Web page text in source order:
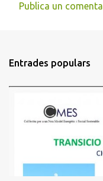
e
n
a
Publica un
Entrades populars